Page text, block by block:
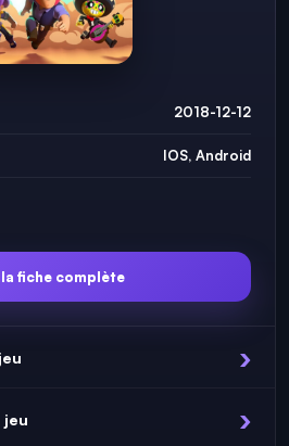
2018-12-12
IOS, Android
fiche complète
jeu